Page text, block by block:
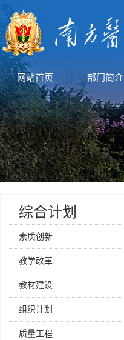
网站首页 部门简介
综合计划
素质创新
教学改革
教材建设
组织计划
质量工程